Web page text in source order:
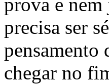
precisa ser
pensamento
chegar no